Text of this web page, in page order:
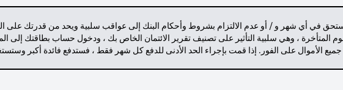
في أي شهر و / أو عدم الالتزام بشروط وأحكام البنك إلى عواقب سلبية ويحد من قدرتك على
المتأخرة ، وهي سلبية التأثير على تصنيف تقرير الائتمان الخاص بك ، ودخول حساب بطاقتك إلى
الأموال على الفور. إذا قمت بإجراء الحد الأدنى للدفع كل شهر فقط ، فستدفع فائدة أكبر